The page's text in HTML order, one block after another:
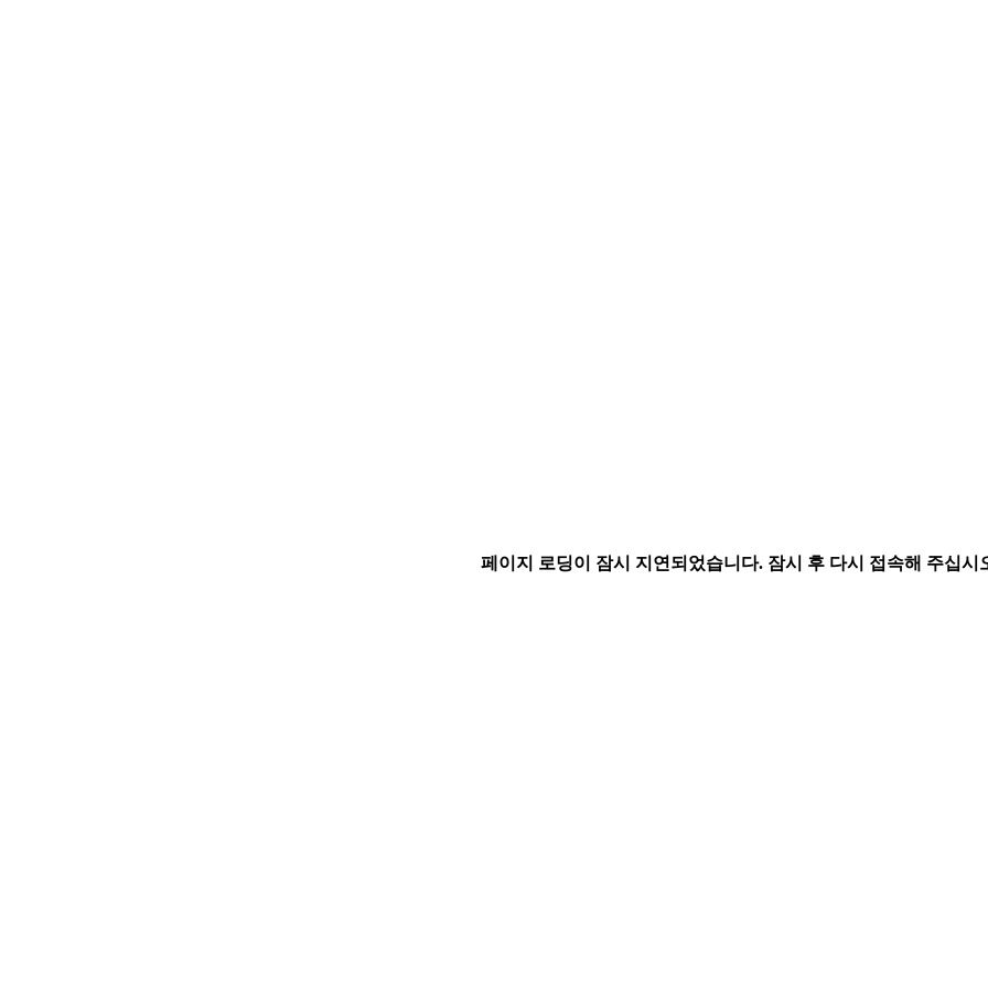
페이지 로딩이 잠시 지연되었습니다. 잠시 후 다시 접속해 주십시